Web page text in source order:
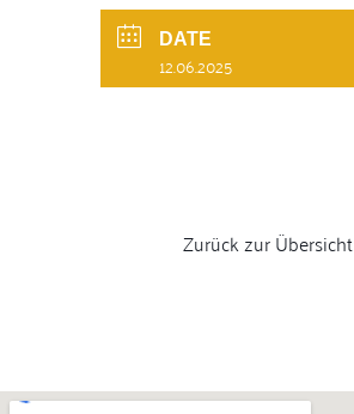
DATE
12.06.2025
Zurück zur Übersicht